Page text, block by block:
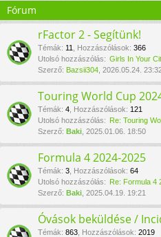
lin
ke
k
ok
Fórum
rFactor 2 - Segítünk!
Témák: 11 Hozzászólások: 366
Utolsó hozzászólás: Girls In Your
Szerző: Bazsii304 , 2026.05.24.
Touring World Cup
Témák: 4 Hozzászólások: 121
Utolsó hozzászólás: Re: Touring
Szerző: Baki , 2025.01.06. 18:50
Formula 4 2024-2025
Témák: 3 Hozzászólások: 64
Utolsó hozzászólás: Re: Formula 4
Szerző: Baki , 2025.04.19. 19:21
Óvások beküldése /
Témák: 863 Hozzászólások: 2019